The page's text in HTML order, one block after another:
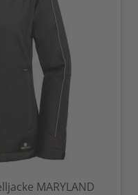
MARYLAND